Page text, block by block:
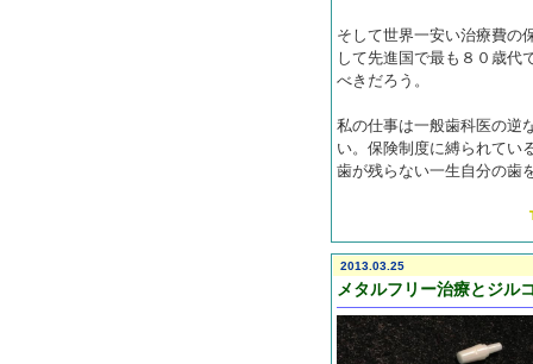
そして世界一安い治療費の
して先進国で最も８０歳代
べきだろう。
私の仕事は一般歯科医の逆
い。保険制度に縛られてい
歯が残らない一生自分の歯
2013.03.25
メタルフリー治療とジル